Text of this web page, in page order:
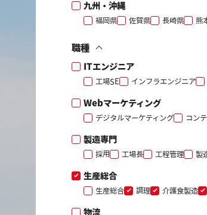
九州・沖縄
福岡県 佐賀県 長崎県 熊
職種
ITエンジニア
工場SE インフラエンジニア
Webマーケティング
デジタルマーケティング コン
製造専門
採用 工場長 工程管理 製
生産総合
生産総合 調理 介護食製造
物流